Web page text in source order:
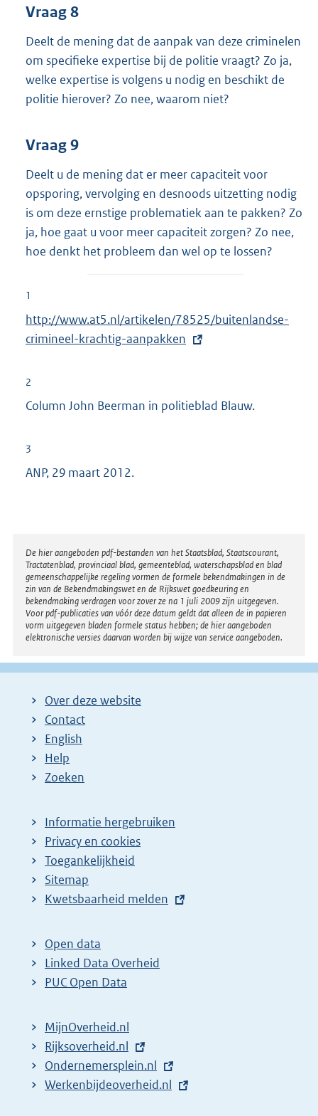
Vraag 8
Deelt de mening dat de aanpak van deze criminelen
om specifieke expertise bij de politie vraagt? Zo ja,
welke expertise is volgens u nodig en beschikt de
politie hierover? Zo nee, waarom niet?
Vraag 9
Deelt u de mening dat er meer capaciteit voor
opsporing, vervolging en desnoods uitzetting nodig
is om deze ernstige problematiek aan te pakken? Zo
ja, hoe gaat u voor meer capaciteit zorgen? Zo nee,
hoe denkt het probleem dan wel op te lossen?
1
E
x
e
n
l
i
http://www.at5.nl/artikelen/78525/buitenlandse-
crimineel-krachtig-aanpakken
2
Column John Beerman in politieblad Blauw.
3
ANP, 29 maart 2012.
Disclaimer
De hier aangeboden pdf-bestanden van het Staatsblad, Staatscourant,
Tractatenblad, provinciaal blad, gemeenteblad, waterschapsblad en blad
gemeenschappelijke regeling vormen de formele bekendmakingen in de
zin van de Bekendmakingswet en de Rijkswet goedkeuring en
bekendmaking verdragen voor zover ze na 1 juli 2009 zijn uitgegeven.
Voor pdf-publicaties van vóór deze datum geldt dat alleen de in papieren
vorm uitgegeven bladen formele status hebben; de hier aangeboden
elektronische versies daarvan worden bij wijze van service aangeboden.
Over deze website
Contact
English
Help
Zoeken
Informatie hergebruiken
Privacy en cookies
Toegankelijkheid
Sitemap
E
t
e
r
l
i
n
k
Kwetsbaarheid melden
Open data
Linked Data Overheid
PUC Open Data
MijnOverheid.nl
E
x
t
Rijksoverheid.nl
E
x
Ondernemersplein.nl
E
Werkenbijdeoverheid.nl